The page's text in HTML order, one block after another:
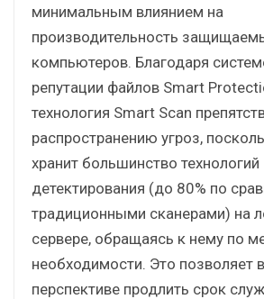
минимальным влиянием на
производительность
компьютеров. Благодаря
репутации файлов Smart
технология Smart Scan
распространению угроз,
хранит большинство технологий
детектирования (до 80% по
традиционными сканерами) на
сервере, обращаясь к нему по
необходимости. Это позволяет
перспективе продлить срок